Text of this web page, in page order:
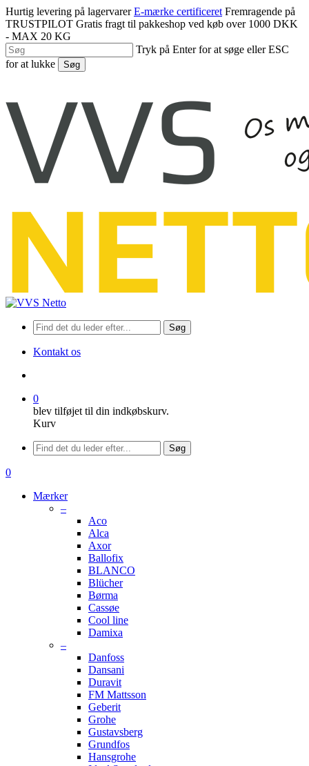
Spring
til
hovedindhold
Hurtig levering på lagervarer E-mærke certificeret Fremragende på
TRUSTPILOT Gratis fragt til pakkeshop ved køb over 1000 DKK
- MAX 20 KG
Tryk på Enter for at søge eller ESC
for at lukke
Søg
Søg
Kontakt os
0
blev tilføjet til din indkøbskurv.
Kurv
Menu
Søg
søge
0
Mærker
–
Aco
Alca
Axor
Ballofix
BLANCO
Blücher
Børma
Cassøe
Cool line
Damixa
–
Danfoss
Dansani
Duravit
FM Mattsson
Geberit
Grohe
Gustavsberg
Grundfos
Hansgrohe